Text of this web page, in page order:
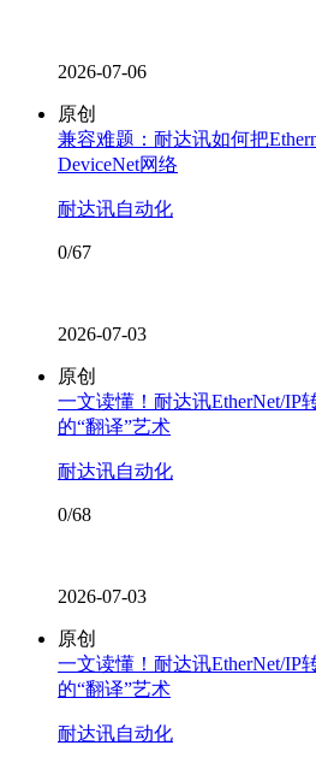
2026-07-06
原创
兼容难题：耐达讯如何把
DeviceNet网络
耐达讯自动化
0/67
2026-07-03
原创
一文读懂！耐达讯EtherNet/IP
的“翻译”艺术
耐达讯自动化
0/68
2026-07-03
原创
一文读懂！耐达讯EtherNet/IP
的“翻译”艺术
耐达讯自动化